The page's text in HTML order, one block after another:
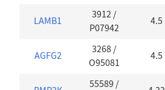
LAMB1
3912 /
P07942
4.5
AGFG2
3268 /
O95081
4.5
55589 /